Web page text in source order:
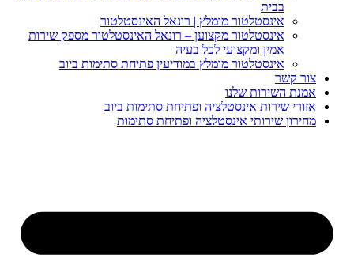
אינסטלטור מומלץ | רונאל האינסטלטור
אינסטלטור מקצוען – רונאל האינסטלטור מספק שירות
אמין ומקצועי לכל בעיה
אינסטלטור מומלץ במודיעין פתיחת סתימות ביוב
קשר
השירות שלנו
שירות אינסטלציה ופתיחת סתימות ביוב
שירותי אינסטלציה ופתיחת סתימות